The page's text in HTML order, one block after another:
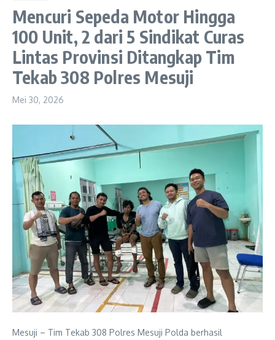
Mencuri Sepeda Motor Hingga
100 Unit, 2 dari 5 Sindikat Curas
Lintas Provinsi Ditangkap Tim
Tekab 308 Polres Mesuji
Mei 30, 2026
Mesuji – Tim Tekab 308 Polres Mesuji Polda berhasil